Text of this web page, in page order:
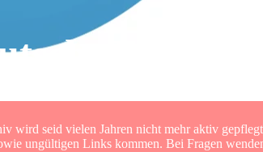
wird seid vielen Jahren nicht mehr aktiv
ungültigen Links kommen. Bei Fragen